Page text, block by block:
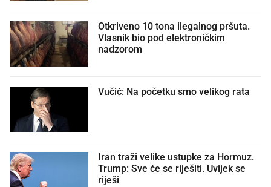
Otkriveno 10 tona ilegalnog pršuta.
Vlasnik bio pod elektroničkim
nadzorom
Vučić: Na početku smo velikog rata
Iran traži velike ustupke za Hormuz.
Trump: Sve će se riješiti. Uvijek se
riješi